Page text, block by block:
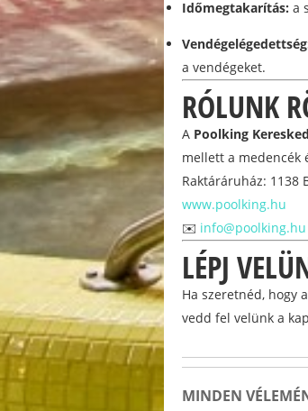
Időmegtakarítás: a
a vendégeket.
RÓLUNK
A Poolking
mellett a medencék
Raktáráruház: 1138
www.poolking.hu
✉️ info@poolking.hu
LÉPJ
Ha szeretnéd, hogy
vedd fel velünk a
MINDEN